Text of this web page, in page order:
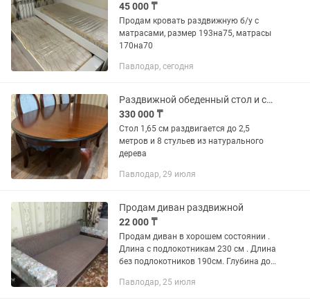
45 000 ₸
Продам кровать раздвижную б/у с
матрасами, размер 193на75, матрасы
170на70
Павлодар, сегодня
Раздвижной обеденный стол и стулья на 8 персон
330 000 ₸
Стол 1,65 см раздвигается до 2,5
метров и 8 стульев из натурального
дерева
Павлодар, 29 июля
Продам диван раздвижной
22 000 ₸
Продам диван в хорошем состоянии .
Длина с подлокотникам 230 см . Длина
без подлокотников 190см. Глубина до
не раскладывая. В разложенном виде
Павлодар, 25 июля